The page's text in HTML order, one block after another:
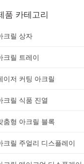
품 카테고리
크릴 상자
크릴 트레이
이저 커팅 아크릴
크릴 식품 진열
춤형 아크릴 블록
크릴 주얼리 디스플레이